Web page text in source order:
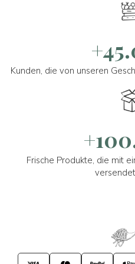
Kunden, die von unseren
Frische Produkte, die mit